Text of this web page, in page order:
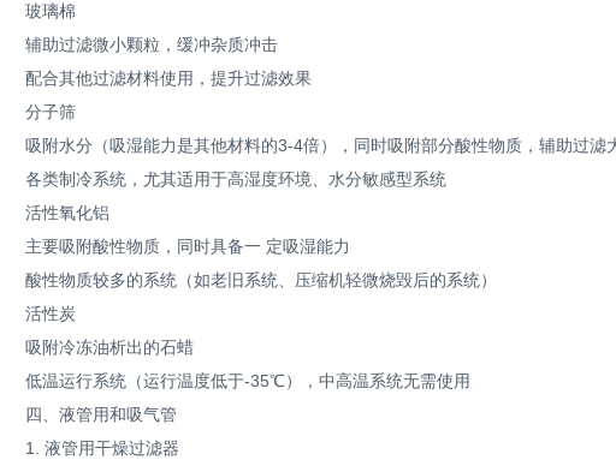
玻璃棉
辅助过滤微小颗粒，缓冲杂质冲击
配合其他过滤材料使用，提升过滤效果
分子筛
吸附水分（吸湿能力是其他材料的3-4倍），同时吸附部分酸性物质，辅助过滤
各类制冷系统，尤其适用于高湿度环境、水分敏感型系统
活性氧化铝
主要吸附酸性物质，同时具备一 定吸湿能力
酸性物质较多的系统（如老旧系统、压缩机轻微烧毁后的系统）
活性炭
吸附冷冻油析出的石蜡
低温运行系统（运行温度低于-35℃），中高温系统无需使用
四、液管用和吸气管
1. 液管用干燥过滤器